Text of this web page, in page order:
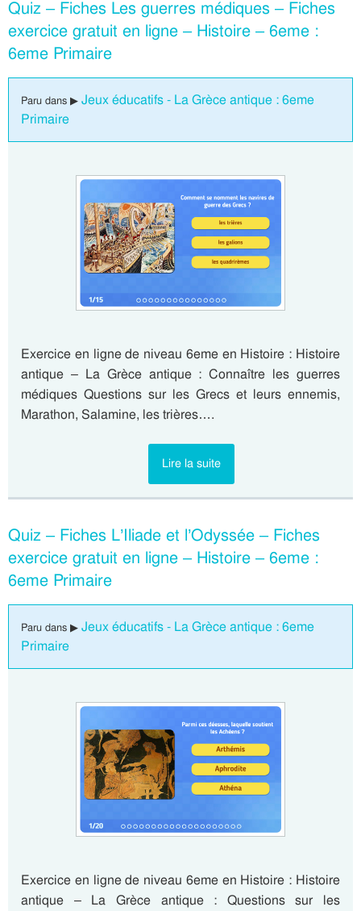
Quiz – Fiches Les guerres médiques – Fiches
exercice gratuit en ligne – Histoire – 6eme :
6eme Primaire
Paru dans ▶ Jeux éducatifs - La Grèce antique : 6eme
Primaire
Exercice en ligne de niveau 6eme en Histoire : Histoire
antique – La Grèce antique : Connaître les guerres
médiques Questions sur les Grecs et leurs ennemis,
Marathon, Salamine, les trières….
Lire la suite
Quiz – Fiches L’Iliade et l’Odyssée – Fiches
exercice gratuit en ligne – Histoire – 6eme :
6eme Primaire
Paru dans ▶ Jeux éducatifs - La Grèce antique : 6eme
Primaire
Exercice en ligne de niveau 6eme en Histoire : Histoire
antique – La Grèce antique : Questions sur les